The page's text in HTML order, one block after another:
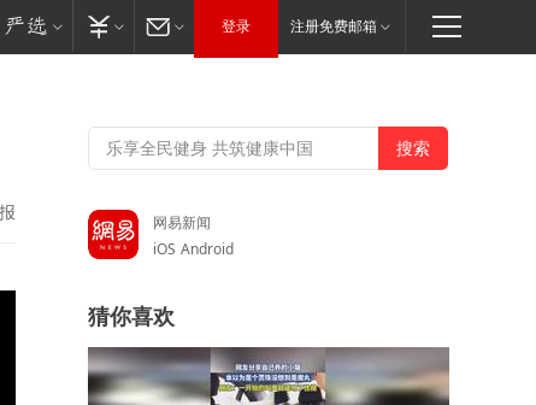
登录 注册免费邮箱
网易新闻
iOS Android
猜你喜欢